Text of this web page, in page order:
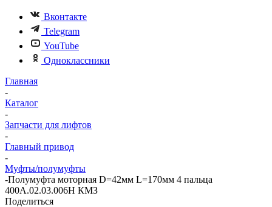
Вконтакте
Telegram
YouTube
Одноклассники
Главная
-
Каталог
-
Запчасти для лифтов
-
Главный привод
-
Муфты/полумуфты
-Полумуфта моторная D=42мм L=170мм 4 пальца
400А.02.03.006Н КМЗ
Поделиться